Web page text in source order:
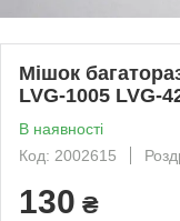
Мішок
LVG-1005 LVG-
В наявності
Код: 2002615
130 ₴